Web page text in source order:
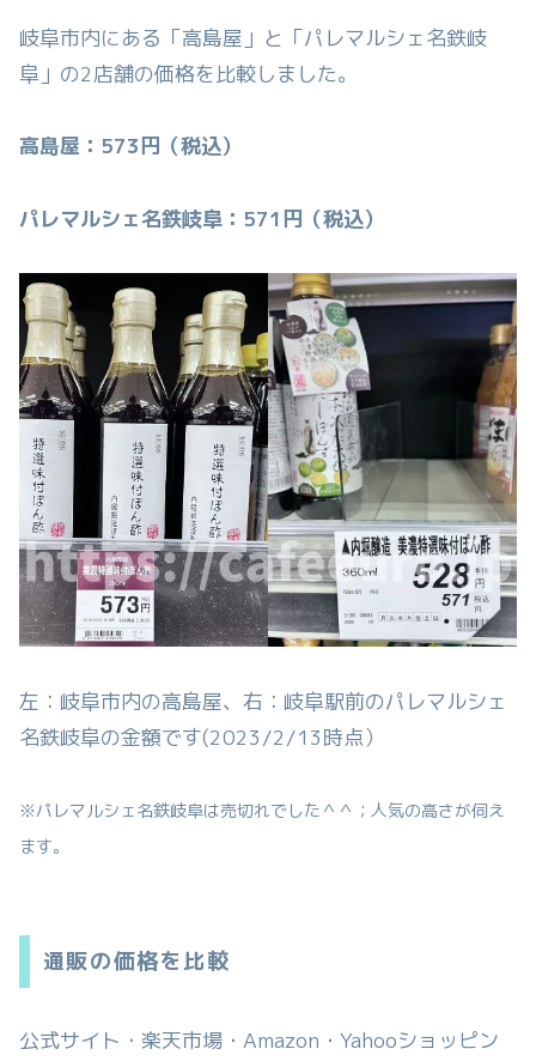
岐阜市内にある「高島屋」と「パレマルシェ名鉄岐
阜」の2店舗の価格を比較しました。
高島屋：573円（税込）
パレマルシェ名鉄岐阜：571円（税込）
左：岐阜市内の高島屋、右：岐阜駅前のパレマルシェ
名鉄岐阜の金額です(2023/2/13時点）
※パレマルシェ名鉄岐阜は売切れでした＾＾；人気の高さが伺え
ます。
通販の価格を比較
公式サイト・楽天市場・Amazon・Yahooショッピン